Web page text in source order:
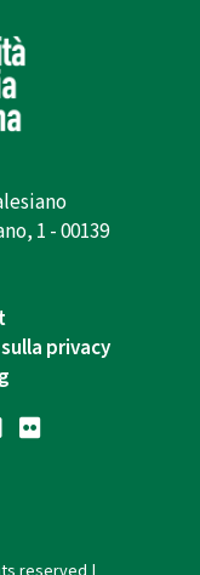
1 - 00139
privacy